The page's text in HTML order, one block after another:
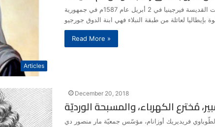
Articles
وُلدت القديسة فيرجينيا في 2 أبريل عام 1587م في جمهورية
Read More »
December 20, 2018
مُخترع الكهرباء، والمسبحة الورديّة
فريديريك أوزانام، مؤسّس جمعيّة مار منصور دي